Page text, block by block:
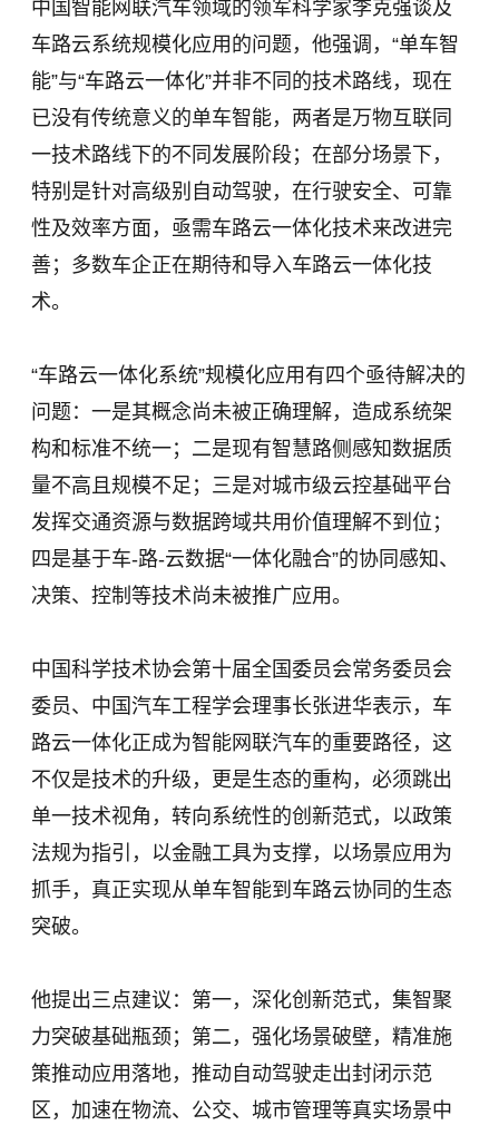
中国智能网联汽车领域的领军科学家李克强谈及
车路云系统规模化应用的问题，他强调，“单车智
能”与“车路云一体化”并非不同的技术路线，现在
已没有传统意义的单车智能，两者是万物互联同
一技术路线下的不同发展阶段；在部分场景下，
特别是针对高级别自动驾驶，在行驶安全、可靠
性及效率方面，亟需车路云一体化技术来改进完
善；多数车企正在期待和导入车路云一体化技
术。
“车路云一体化系统”规模化应用有四个亟待解决的
问题：一是其概念尚未被正确理解，造成系统架
构和标准不统一；二是现有智慧路侧感知数据质
量不高且规模不足；三是对城市级云控基础平台
发挥交通资源与数据跨域共用价值理解不到位；
四是基于车-路-云数据“一体化融合”的协同感知、
决策、控制等技术尚未被推广应用。
中国科学技术协会第十届全国委员会常务委员会
委员、中国汽车工程学会理事长张进华表示，车
路云一体化正成为智能网联汽车的重要路径，这
不仅是技术的升级，更是生态的重构，必须跳出
单一技术视角，转向系统性的创新范式，以政策
法规为指引，以金融工具为支撑，以场景应用为
抓手，真正实现从单车智能到车路云协同的生态
突破。
他提出三点建议：第一，深化创新范式，集智聚
力突破基础瓶颈；第二，强化场景破壁，精准施
策推动应用落地，推动自动驾驶走出封闭示范
区，加速在物流、公交、城市管理等真实场景中